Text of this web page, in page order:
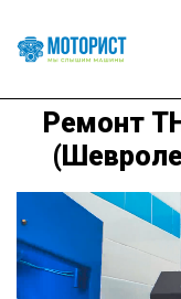
Ремонт